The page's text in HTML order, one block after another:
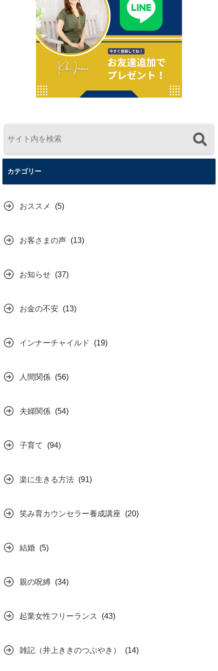
カテゴリー
おススメ (5)
お客さまの声 (13)
お知らせ (37)
お金の不安 (13)
インナーチャイルド (19)
人間関係 (56)
夫婦関係 (54)
子育て (94)
楽に生きる方法 (91)
笑み育カウンセラー養成講座 (20)
結婚 (5)
親の呪縛 (34)
起業女性フリーランス (43)
雑記（井上ききのつぶやき） (14)